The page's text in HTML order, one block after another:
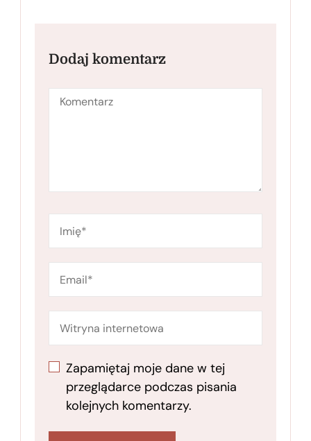
Dodaj komentarz
Zapamiętaj moje dane w tej
przeglądarce podczas pisania
kolejnych komentarzy.